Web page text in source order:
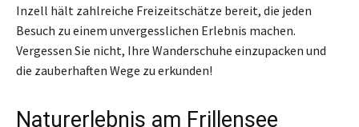
Inzell hält zahlreiche Freizeitschätze bereit, die jeden
Besuch zu einem unvergesslichen Erlebnis machen.
Vergessen Sie nicht, Ihre Wanderschuhe einzupacken und
die zauberhaften Wege zu erkunden!
Naturerlebnis am Frillensee